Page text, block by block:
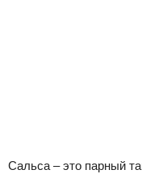
Сальса – это парный